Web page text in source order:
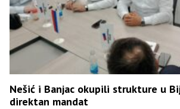
Nešić i Banjac okupili strukture u
direktan mandat